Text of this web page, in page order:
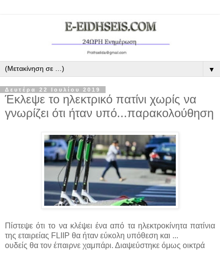
▼
Δευτέρα 22 Ιουλίου 2019
Έκλεψε το ηλεκτρικό πατίνι χωρίς να
γνωρίζει ότι ήταν υπό...παρακολούθηση
Πίστεψε ότι το να κλέψει ένα από τα ηλεκτροκίνητα πατίνια
της εταιρείας FLIIP θα ήταν εύκολη υπόθεση και ...
ουδείς θα τον έπαιρνε χαμπάρι. Διαψεύστηκε όμως οικτρά